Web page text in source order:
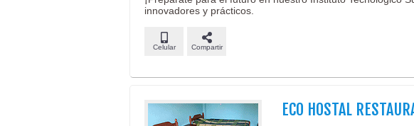
innovadores y prácticos.
Celular Compartir
ECO HOSTAL